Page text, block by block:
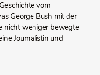
vom
George Bush mit der
nicht weniger bewegte
Journalistin und